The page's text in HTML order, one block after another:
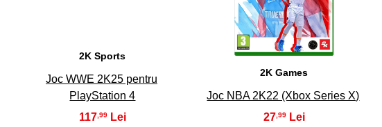
2K Sports
Joc WWE 2K25 pentru
PlayStation 4
117,99
2K Games
Joc NBA 2K22 (Xbox Series X)
27,99